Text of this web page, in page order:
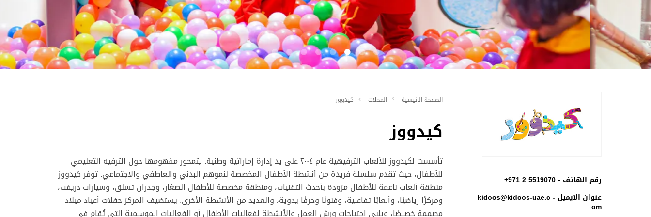
رقم الهاتف -+971 2 5519070
عنوان الايميل -kidoos@kidoos-uae.c
om
الصفحة الرئيسية المحلات كيدووز
كيدووز
تأسست لكيدووز ‏للألعاب الترفيهية عام ٢٠٠٤ على يد إدارة إماراتية وطنية. يتمحور مفهومها حول الترفيه التعليمي
للأطفال، حيث تقدم سلسلة فريدة من أنشطة الأطفال المخصصة لنموهم البدني والعاطفي والاجتماعي. توفر كيدووز
منطقة ألعاب ناعمة للأطفال مزودة بأحدث التقنيات، ومنطقة مخصصة للأطفال الصغار، وجدران تسلق، وسيارات دريفت،
ومركزًا رياضيًا، وألعابًا تفاعلية، وفنونًا وحرفًا يدوية، والعديد من الأنشطة الأخرى. يستضيف المركز حفلات أعياد ميلاد
مصممة خصيصًا، ويلبي احتياجات ورش العمل والأنشطة لفعاليات الأطفال أو الفعاليات الموسمية التي تُقام في